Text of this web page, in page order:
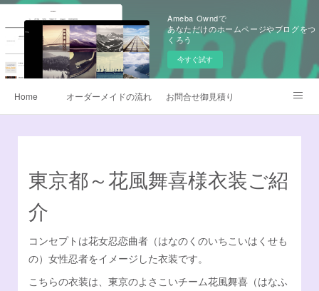
Ameba Owndで
あなただけのホームページやブログをつ
くろう
今すぐ試す
Home オーダーメイドの流れ お問合せ御見積り
よくあるQ&A
衣装サイズについて データご入稿について
東京都～花風舞喜様衣装ご紹
介
コンセプトは花女忍恋曲者（はなのくのいちこいはくせも
の）女性忍者をイメージした衣装です。
こちらの衣装は、東京のよさこいチーム花風舞喜（はなふ